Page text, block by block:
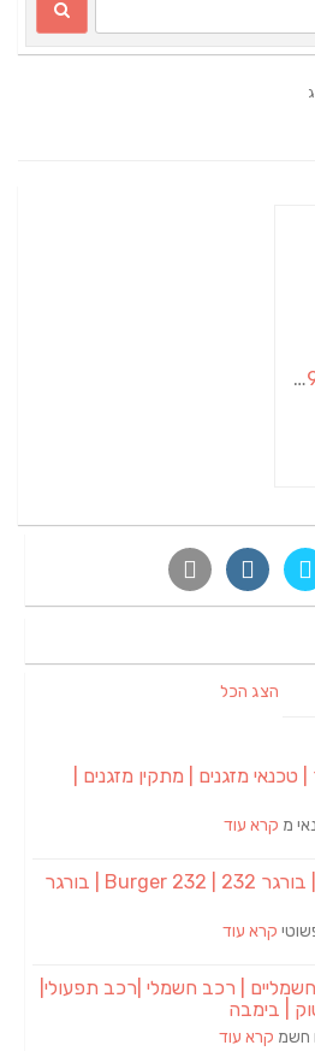
אזימוט אירוח כפרי – 0777296796
הצג הכל
| טכנאי מזגנים | מתקין מזגנים |
מ קרא עוד
בורגר באשכול | בורגר 232 | Burger 232 | בורגר
קרא עוד
| רכב חשמלי |רכב תפעולי|
| בימבה
חשמ קרא עוד